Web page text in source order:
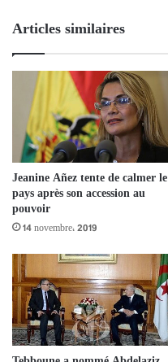
Articles similaires
Jeanine Añez tente de calmer le
pays après son accession au
pouvoir
14 novembre، 2019